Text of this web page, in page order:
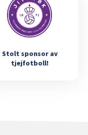
Stolt sponsor av
tjejfotboll!